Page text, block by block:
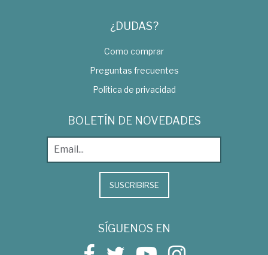
¿DUDAS?
Como comprar
Preguntas frecuentes
Política de privacidad
BOLETÍN DE NOVEDADES
SUSCRIBIRSE
SÍGUENOS EN